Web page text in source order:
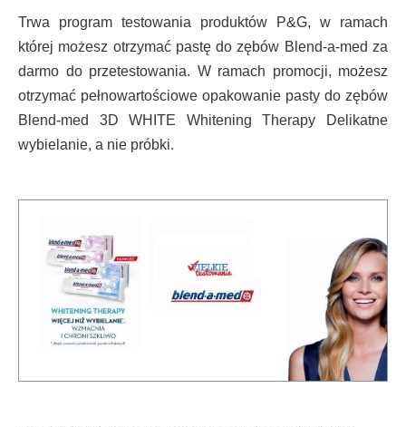
Trwa program testowania produktów P&G, w ramach
której możesz otrzymać pastę do zębów Blend-a-med za
darmo do przetestowania. W ramach promocji, możesz
otrzymać pełnowartościowe opakowanie pasty do zębów
Blend-med 3D WHITE Whitening Therapy Delikatne
wybielanie, a nie próbki.